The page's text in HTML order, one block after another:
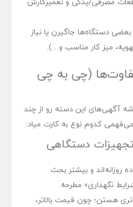
بعضی دستگاه‌ها جاگیرن یا نیاز
میز کار مناسب و…).
(چی به چی
آگهی‌های این دسته رو از چند
کدوم نوع به کارت میاد:
دستگاهی
روزانه‌اند و بیشتر بحث
نگهداری» مطرحه.
هستن؛ چون قیمت بالاتر،